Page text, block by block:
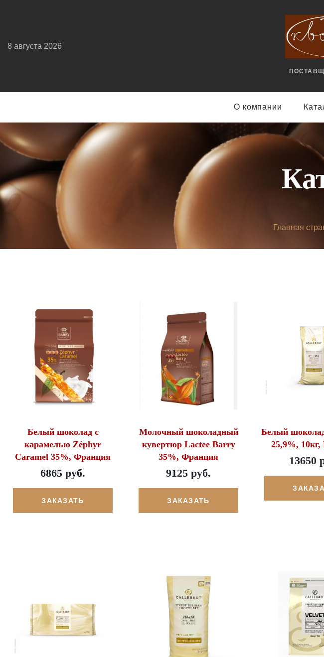
8 августа 2026
О компании
Главная
Белый шоколад с
карамелью Zéphyr
Caramel 35%, Франция
6865 руб.
ЗАКАЗАТЬ
Молочный шоколадный
кувертюр Lactee Barry
35%, Франция
9125 руб.
ЗАКАЗАТЬ
Белый
25,9%, 10кг,
13650